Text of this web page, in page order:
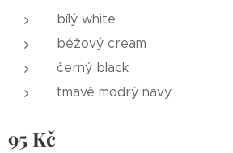
bílý white
béžový cream
černý black
tmavě modrý navy
95 Kč